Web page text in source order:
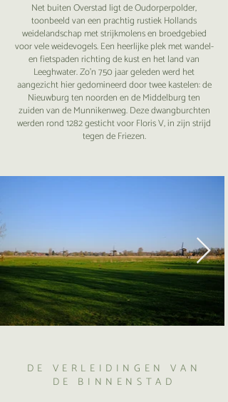
Net buiten Overstad ligt de Oudorperpolder,
toonbeeld van een prachtig rustiek Hollands
weidelandschap met strijkmolens en broedgebied
voor vele weidevogels. Een heerlijke plek met wandel-
en fietspaden richting de kust en het land van
Leeghwater. Zo’n 750 jaar geleden werd het
aangezicht hier gedomineerd door twee kastelen: de
Nieuwburg ten noorden en de Middelburg ten
zuiden van de Munnikenweg. Deze dwangburchten
werden rond 1282 gesticht voor Floris V, in zijn strijd
tegen de Friezen.
DE VERLEIDINGEN VAN
DE BINNENSTAD